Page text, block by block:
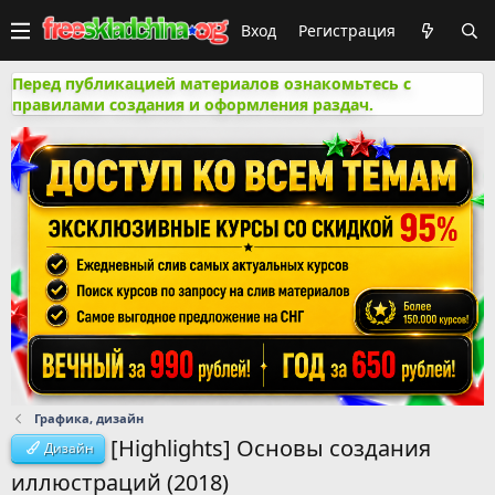
Вход Регистрация
Перед публикацией материалов ознакомьтесь с
правилами создания и оформления раздач.
Графика, дизайн
Дизайн
[Highlights] Основы создания
иллюстраций (2018)